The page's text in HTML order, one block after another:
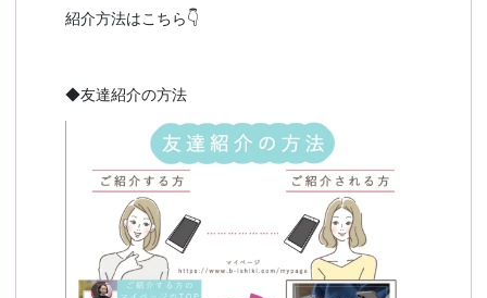
紹介方法はこちら👇
◆友達紹介の方法